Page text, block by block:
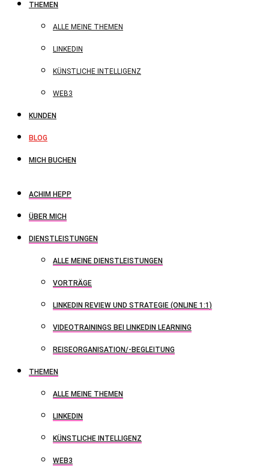
THEMEN
ALLE MEINE THEMEN
LINKEDIN
KÜNSTLICHE INTELLIGENZ
WEB3
KUNDEN
BLOG
MICH BUCHEN
ACHIM HEPP
ÜBER MICH
DIENSTLEISTUNGEN
ALLE MEINE DIENSTLEISTUNGEN
VORTRÄGE
LINKEDIN REVIEW UND STRATEGIE (ONLINE 1:1)
VIDEOTRAININGS BEI LINKEDIN LEARNING
REISEORGANISATION/-BEGLEITUNG
THEMEN
ALLE MEINE THEMEN
LINKEDIN
KÜNSTLICHE INTELLIGENZ
WEB3